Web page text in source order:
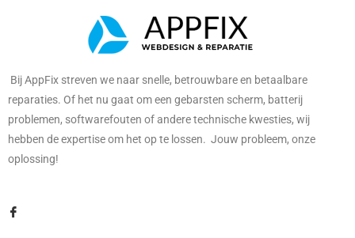
Bij AppFix streven we naar snelle, betrouwbare en betaalbare
reparaties. Of het nu gaat om een gebarsten scherm, batterij
problemen, softwarefouten of andere technische kwesties, wij
hebben de expertise om het op te lossen. Jouw probleem, onze
oplossing!